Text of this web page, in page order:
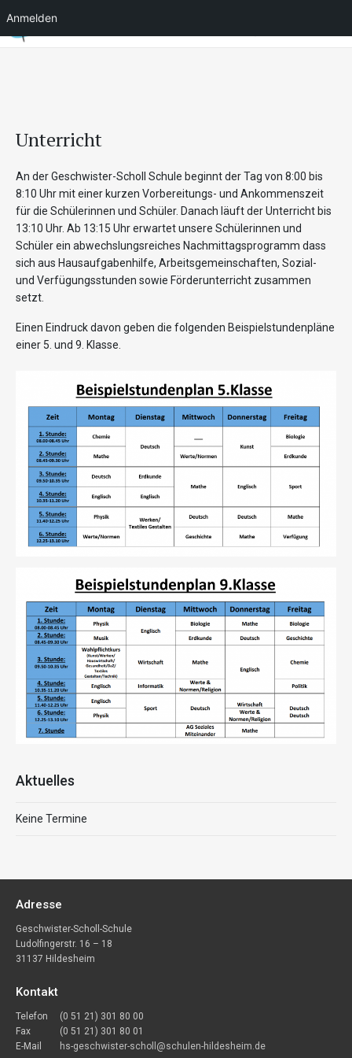
Unterricht
An der Geschwister-Scholl Schule beginnt der Tag von 8:00 bis
8:10 Uhr mit einer kurzen Vorbereitungs- und Ankommenszeit
für die Schülerinnen und Schüler. Danach läuft der Unterricht bis
13:10 Uhr. Ab 13:15 Uhr erwartet unsere Schülerinnen und
Schüler ein abwechslungsreiches Nachmittagsprogramm dass
sich aus Hausaufgabenhilfe, Arbeitsgemeinschaften, Sozial-
und Verfügungsstunden sowie Förderunterricht zusammen
setzt.
Einen Eindruck davon geben die folgenden Beispielstundenpläne
einer 5. und 9. Klasse.
Aktuelles
Keine Termine
Adresse
Geschwister-Scholl-Schule
Ludolfingerstr. 16 – 18
31137 Hildesheim
Kontakt
Telefon
(0 51 21) 301 80 00
Fax
(0 51 21) 301 80 01
E-Mail
hs-geschwister-scholl@schulen-hildesheim.de
Anmelden